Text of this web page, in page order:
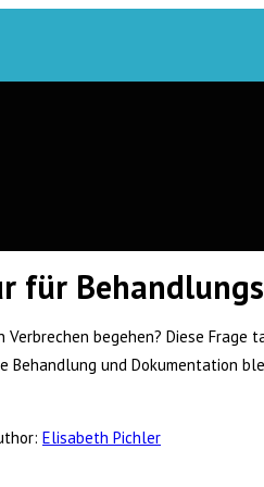
für
begehen? Diese
und Dokumentation
Elisabeth Pichler